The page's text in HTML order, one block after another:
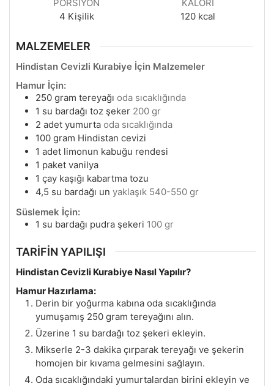
PORSIYON
4 Kişilik
KALORI
120 kcal
MALZEMELER
Hindistan Cevizli Kurabiye İçin Malzemeler
Hamur İçin:
250 gram tereyağı oda sıcaklığında
1 su bardağı toz şeker 200 gr
2 adet yumurta oda sıcaklığında
100 gram Hindistan cevizi
1 adet limonun kabuğu rendesi
1 paket vanilya
1 çay kaşığı kabartma tozu
4,5 su bardağı un yaklaşık 540-550 gr
Süslemek İçin:
1 su bardağı pudra şekeri 100 gr
TARİFİN YAPILIŞI
Hindistan Cevizli Kurabiye Nasıl Yapılır?
Hamur Hazırlama:
Derin bir yoğurma kabına oda sıcaklığında
yumuşamış 250 gram tereyağını alın.
Üzerine 1 su bardağı toz şekeri ekleyin.
Mikserle 2-3 dakika çırparak tereyağı ve şekerin
homojen bir kıvama gelmesini sağlayın.
Oda sıcaklığındaki yumurtalardan birini ekleyin ve